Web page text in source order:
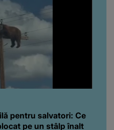
”Poate că aveam să ne
spunem, să ne...”
pentru salvatori: Ce
pe un stâlp înalt